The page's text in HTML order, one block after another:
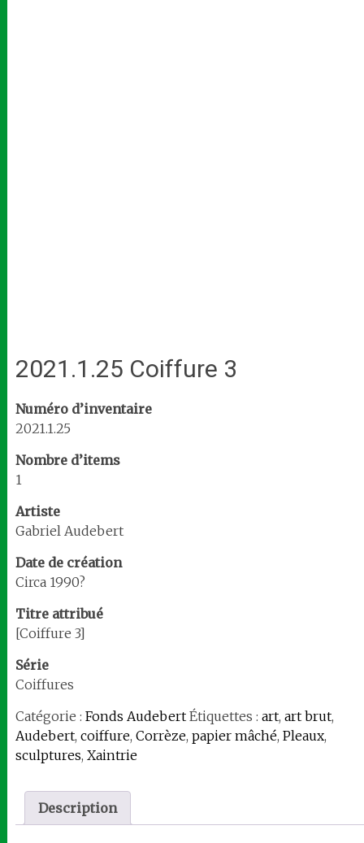
2021.1.25 Coiffure 3
Numéro d’inventaire
2021.1.25
Nombre d’items
1
Artiste
Gabriel Audebert
Date de création
Circa 1990?
Titre attribué
[Coiffure 3]
Série
Coiffures
Catégorie : Fonds Audebert Étiquettes : art, art brut,
Audebert, coiffure, Corrèze, papier mâché, Pleaux,
sculptures, Xaintrie
Description